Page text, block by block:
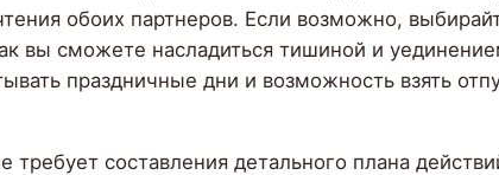
обоих партнеров. Если возможно,
вы сможете насладиться тишиной и
праздничные дни и возможность взять
требует составления детального плана